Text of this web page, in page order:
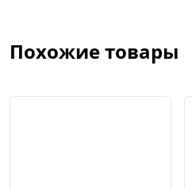
Похожие товары